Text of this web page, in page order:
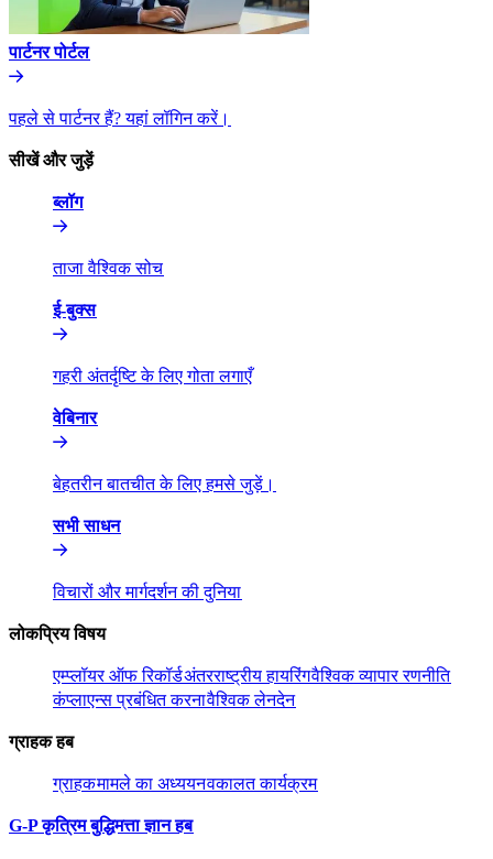
पार्टनर पोर्टल​​
पहले से पार्टनर हैं? यहां लॉगिन करें।​​
सीखें और जुड़ें​​
ब्लॉग​​
ताजा वैश्विक सोच​​
ई-बुक्स​​
गहरी अंतर्दृष्टि के लिए गोता लगाएँ​​
वेबिनार​​
बेहतरीन बातचीत के लिए हमसे जुड़ें।​​
सभी साधन​​
विचारों और मार्गदर्शन की दुनिया​​
लोकप्रिय विषय​​
एम्प्लॉयर ऑफ रिकॉर्ड​​अंतरराष्ट्रीय हायरिंग​​वैश्विक व्यापार रणनीति​​
कंप्लाएन्स प्रबंधित करना​​वैश्विक लेनदेन​​
ग्राहक हब​​
ग्राहक​​मामले का अध्ययन​​वकालत कार्यक्रम​​
G-P कृत्रिम बुद्धिमत्ता ज्ञान हब​​